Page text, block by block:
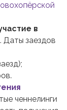
в
. Даты заездов
ченнелинги